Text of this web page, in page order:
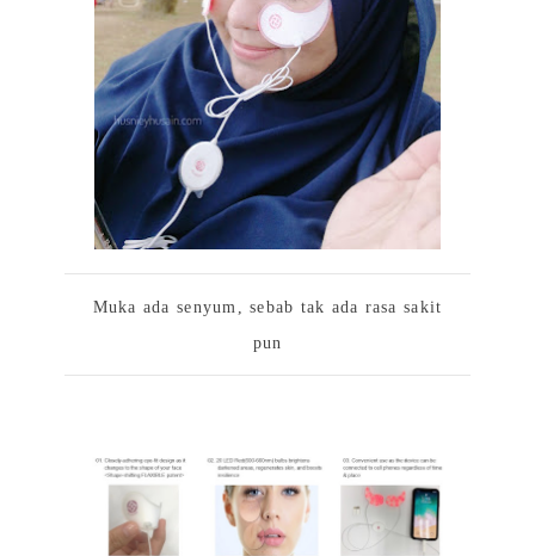
Muka ada senyum, sebab tak ada rasa sakit
pun